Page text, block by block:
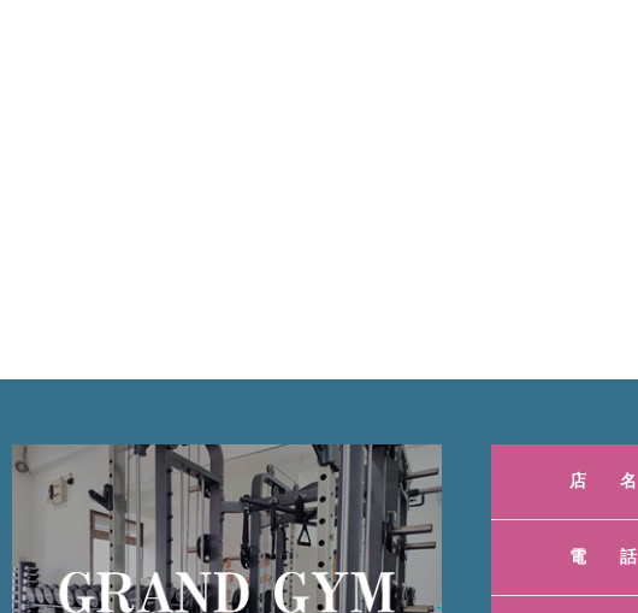
店 名
電 話